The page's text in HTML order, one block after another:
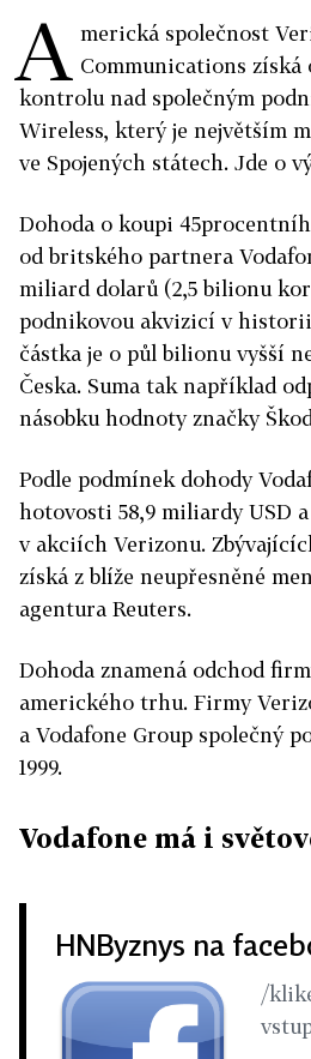
A merická společnost
Communications získá
kontrolu nad společným
Wireless, který je největším
ve Spojených státech. Jde o
Dohoda o koupi
od britského partnera
miliard dolarů (2,5 bilionu
podnikovou akvizicí v
částka je o půl bilionu vyšší
Česka. Suma tak například
násobku hodnoty značky
Podle podmínek dohody
hotovosti 58,9 miliardy USD
v akciích Verizonu.
získá z blíže neupřesněné
agentura Reuters.
Dohoda znamená odchod
amerického trhu. Firmy
a Vodafone Group společný
1999.
Vodafone má i
HNByznys na
/